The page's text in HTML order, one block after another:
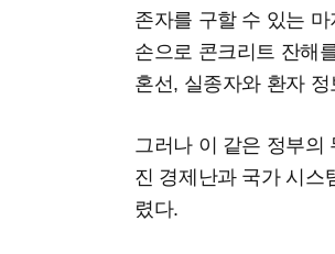
존자를 구할 수 있는
손으로 콘크리트 잔해
혼선, 실종자와 환자
그러나 이 같은 정부의
진 경제난과 국가 시스
렸다.